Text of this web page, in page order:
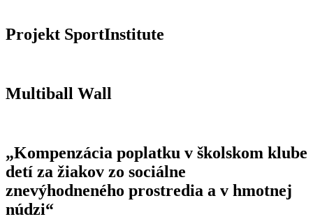
Projekt SportInstitute
Multiball Wall
„Kompenzácia poplatku v školskom klube
detí za žiakov zo sociálne
znevýhodneného prostredia a v hmotnej
núdzi“